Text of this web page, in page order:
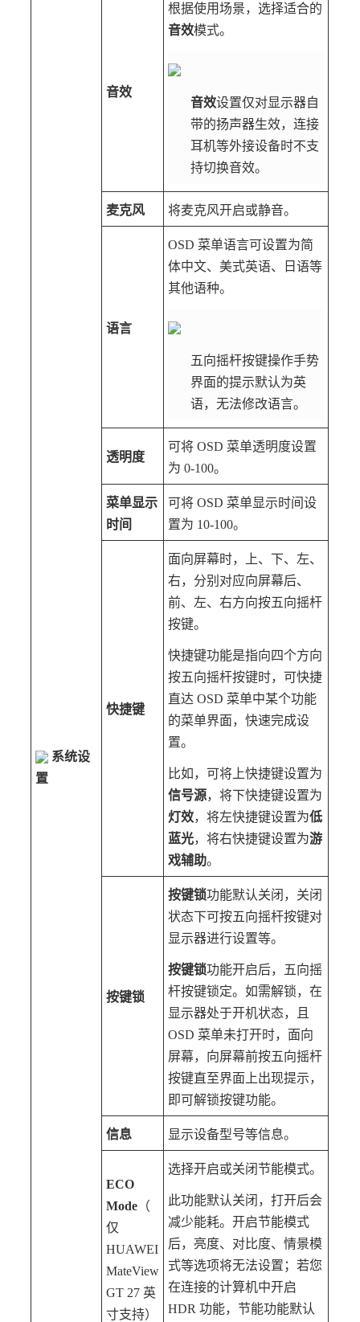
系统设
置
音效
根据使用场景，选择适合的
音效模式。
音效设置仅对显示器自
带的扬声器生效，连接
耳机等外接设备时不支
持切换音效。
麦克风 将麦克风开启或静音。
语言
OSD 菜单语言可设置为简
体中文、美式英语、日语等
其他语种。
五向摇杆按键操作手势
界面的提示默认为英
语，无法修改语言。
透明度
可将 OSD 菜单透明度设置
为 0-100。
菜单显示
时间
可将 OSD 菜单显示时间设
置为 10-100。
快捷键
面向屏幕时，上、下、左、
右，分别对应向屏幕后、
前、左、右方向按五向摇杆
按键。
快捷键功能是指向四个方向
按五向摇杆按键时，可快捷
直达 OSD 菜单中某个功能
的菜单界面，快速完成设
置。
比如，可将上快捷键设置为
信号源，将下快捷键设置为
灯效，将左快捷键设置为低
蓝光，将右快捷键设置为游
戏辅助。
按键锁
按键锁功能默认关闭，关闭
状态下可按五向摇杆按键对
显示器进行设置等。
按键锁功能开启后，五向摇
杆按键锁定。如需解锁，在
显示器处于开机状态，且
OSD 菜单未打开时，面向
屏幕，向屏幕前按五向摇杆
按键直至界面上出现提示，
即可解锁按键功能。
信息 显示设备型号等信息。
ECO
Mode （
仅
HUAWEI
MateView
GT 27 英
寸支持）
选择开启或关闭节能模式。
此功能默认关闭，打开后会
减少能耗。开启节能模式
后，亮度、对比度、情景模
式等选项将无法设置；若您
在连接的计算机中开启
HDR 功能，节能功能默认